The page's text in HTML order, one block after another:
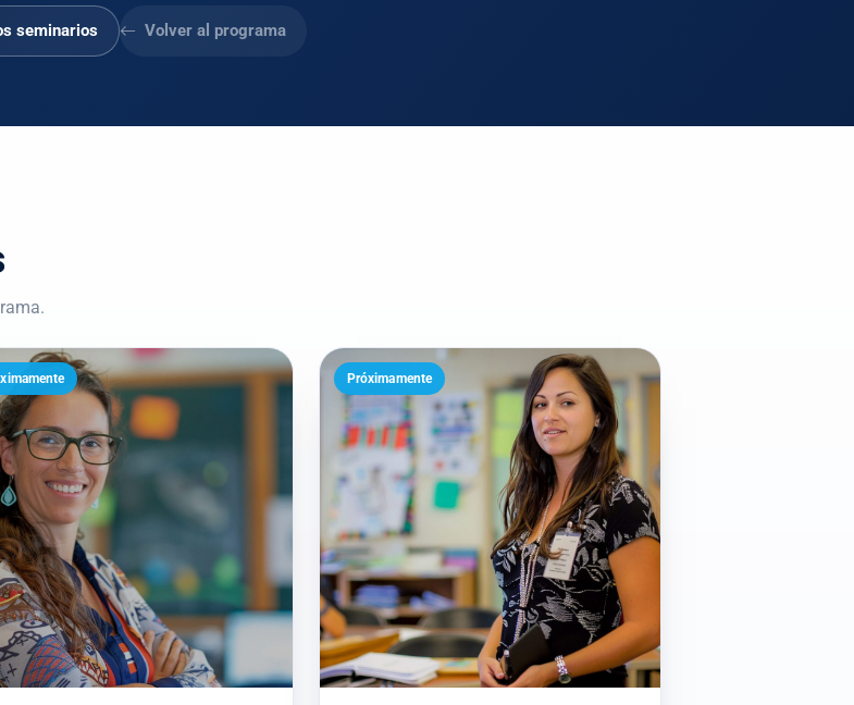
seminarios Volver al programa
Próximamente